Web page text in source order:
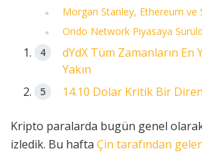
Morgan Stanley, Ethereum ve
Ondo Network Piyasaya
dYdX Tüm Zamanların En
Yakın
14.10 Dolar Kritik Bir
Kripto paralarda bugün genel olarak
izledik. Bu hafta Çin tarafından